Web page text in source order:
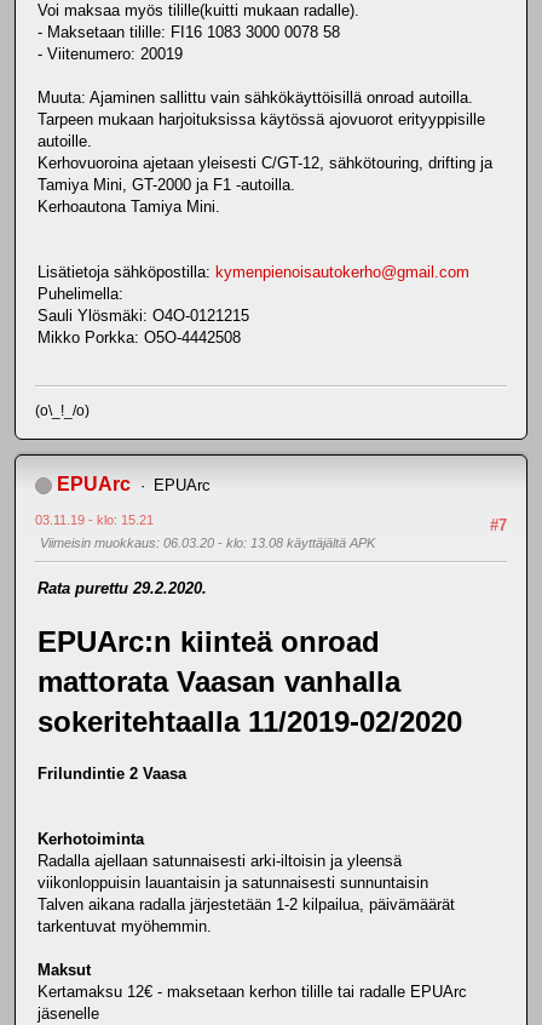
Voi maksaa myös tilille(kuitti mukaan radalle).
- Maksetaan tilille: FI16 1083 3000 0078 58
- Viitenumero: 20019
Muuta: Ajaminen sallittu vain sähkökäyttöisillä onroad autoilla.
Tarpeen mukaan harjoituksissa käytössä ajovuorot erityyppisille
autoille.
Kerhovuoroina ajetaan yleisesti C/GT-12, sähkötouring, drifting ja
Tamiya Mini, GT-2000 ja F1 -autoilla.
Kerhoautona Tamiya Mini.
Lisätietoja sähköpostilla: kymenpienoisautokerho@gmail.com
Puhelimella:
Sauli Ylösmäki: O4O-0121215
Mikko Porkka: O5O-4442508
(o\_!_/o)
EPUArc EPUArc
#7
03.11.19 - klo: 15.21
Viimeisin muokkaus: 06.03.20 - klo: 13.08 käyttäjältä APK
Rata purettu 29.2.2020.
EPUArc:n kiinteä onroad
mattorata Vaasan vanhalla
sokeritehtaalla 11/2019-02/2020
Frilundintie 2 Vaasa
Kerhotoiminta
Radalla ajellaan satunnaisesti arki-iltoisin ja yleensä
viikonloppuisin lauantaisin ja satunnaisesti sunnuntaisin
Talven aikana radalla järjestetään 1-2 kilpailua, päivämäärät
tarkentuvat myöhemmin.
Maksut
Kertamaksu 12€ - maksetaan kerhon tilille tai radalle EPUArc
jäsenelle